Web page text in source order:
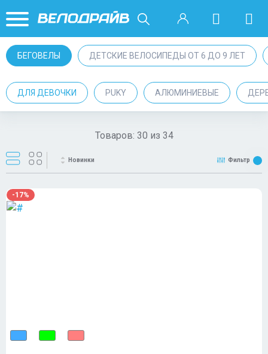
БЕГОВЕЛЫ ДЕТСКИЕ ВЕЛОСИПЕДЫ ОТ 6 ДО 9 ЛЕТ
ДЛЯ ДЕВОЧКИ PUKY АЛЮМИНИЕВЫЕ
Товаров: 30 из 34
Новинки Фильтр
-17%